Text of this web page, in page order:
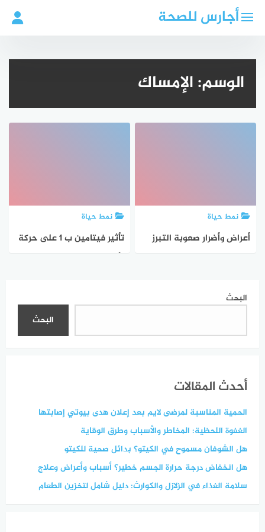
أجارس للصحة
الوسم:الإمساك
نمط حياة
أعراض وأضرار صعوبة التبرز
نمط حياة
تأثير فيتامين ب 1 على حركة
البحث
البحث
أحدث المقالات
الحمية المناسبة لمرضى لايم بعد إعلان هدى بيوتي إصابتها
الغفوة اللحظية: المخاطر والأسباب وطرق الوقاية
هل الشوفان مسموح في الكيتو؟ بدائل صحية للكيتو
هل انخفاض درجة حرارة الجسم خطير؟ أسباب وأعراض وعلاج
سلامة الغذاء في الزلازل والكوارث: دليل شامل لتخزين الطعام